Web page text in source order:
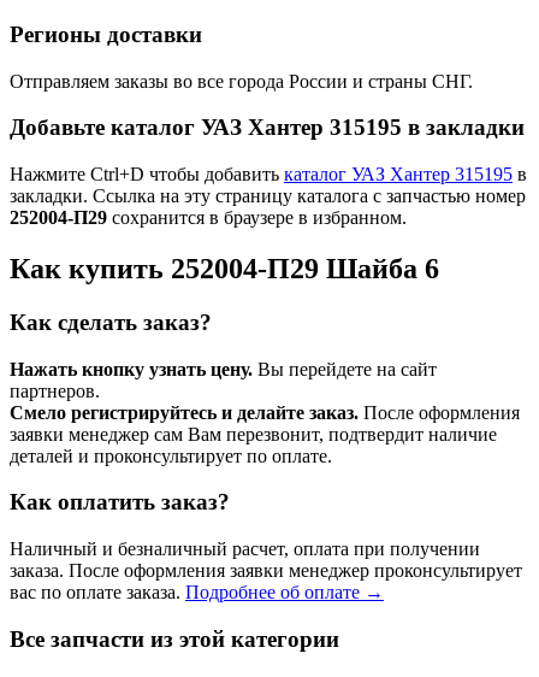
Регионы доставки
Отправляем заказы во все города России и страны СНГ.
Добавьте каталог УАЗ Хантер 315195 в закладки
Нажмите Ctrl+D чтобы добавить каталог УАЗ Хантер 315195 в
закладки. Ссылка на эту страницу каталога с запчастью номер
252004-П29 сохранится в браузере в избранном.
Как купить 252004-П29 Шайба 6
Как сделать заказ?
Нажать кнопку узнать цену. Вы перейдете на сайт
партнеров.
Смело регистрируйтесь и делайте заказ. После оформления
заявки менеджер сам Вам перезвонит, подтвердит наличие
деталей и проконсультирует по оплате.
Как оплатить заказ?
Наличный и безналичный расчет, оплата при получении
заказа. После оформления заявки менеджер проконсультирует
вас по оплате заказа. Подробнее об оплате →
Все запчасти из этой категории